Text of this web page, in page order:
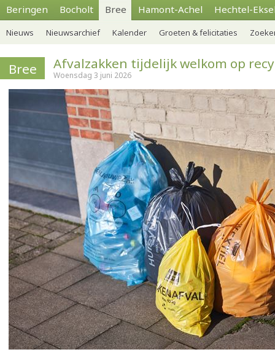
Beringen Bocholt Bree Hamont-Achel Hechtel-
Nieuws Nieuwsarchief Kalender Groeten & felicitaties
Bree Afvalzakken tijdelijk welkom op
Woensdag 3 juni 2026